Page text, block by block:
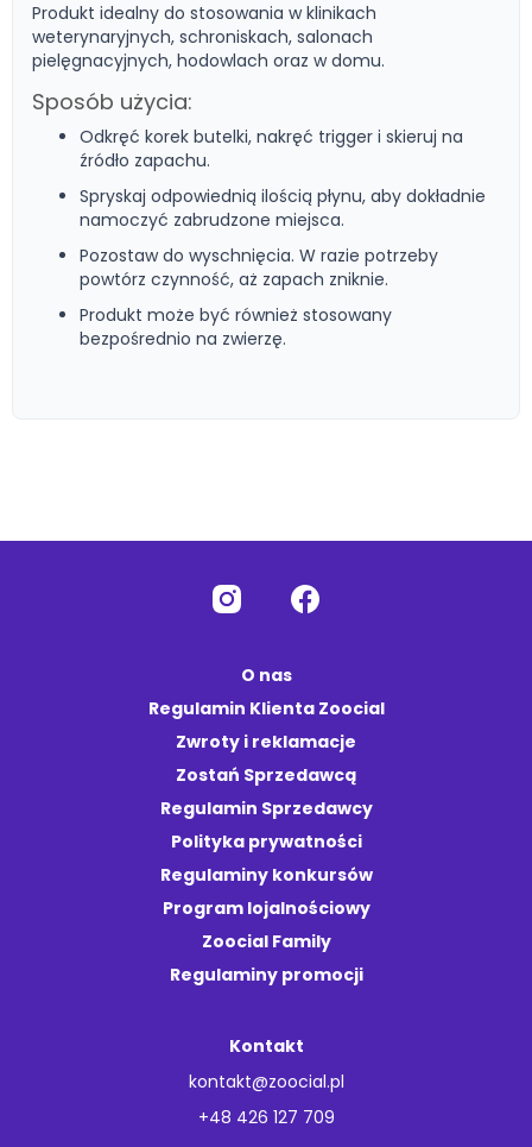
Produkt idealny do stosowania w klinikach
weterynaryjnych, schroniskach, salonach
pielęgnacyjnych, hodowlach oraz w domu.
Sposób użycia:
Odkręć korek butelki, nakręć trigger i skieruj na
źródło zapachu.
Spryskaj odpowiednią ilością płynu, aby dokładnie
namoczyć zabrudzone miejsca.
Pozostaw do wyschnięcia. W razie potrzeby
powtórz czynność, aż zapach zniknie.
Produkt może być również stosowany
bezpośrednio na zwierzę.
O nas
Regulamin Klienta Zoocial
Zwroty i reklamacje
Zostań Sprzedawcą
Regulamin Sprzedawcy
Polityka prywatności
Regulaminy konkursów
Program lojalnościowy
Zoocial Family
Regulaminy promocji
Kontakt
kontakt@zoocial.pl
+48 426 127 709